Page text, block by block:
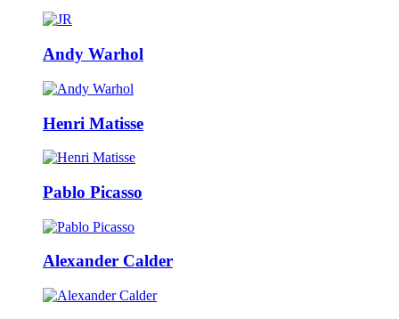
Andy Warhol
Henri Matisse
Pablo Picasso
Alexander Calder